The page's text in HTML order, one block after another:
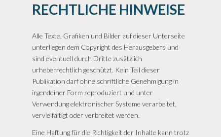
RECHTLICHE HINWEISE
Alle Texte, Grafiken und Bilder auf dieser Unterseite
unterliegen dem Copyright des Herausgebers und
sind eventuell durch Dritte zusätzlich
urheberrechtlich geschützt. Kein Teil dieser
Publikation darf ohne schriftliche Genehmigung in
irgendeiner Form reproduziert und unter
Verwendung elektronischer Systeme verarbeitet,
vervielfältigt oder verbreitet werden.
Eine Haftung für die Richtigkeit der Inhalte kann trotz